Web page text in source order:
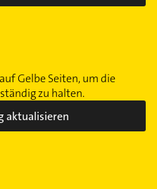
Gelbe Seiten, um die
zu halten.
aktualisieren